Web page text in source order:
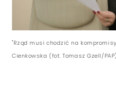
"Rząd musi chodzić na
Cienkowska (fot. Tomasz Gzell/PAP)